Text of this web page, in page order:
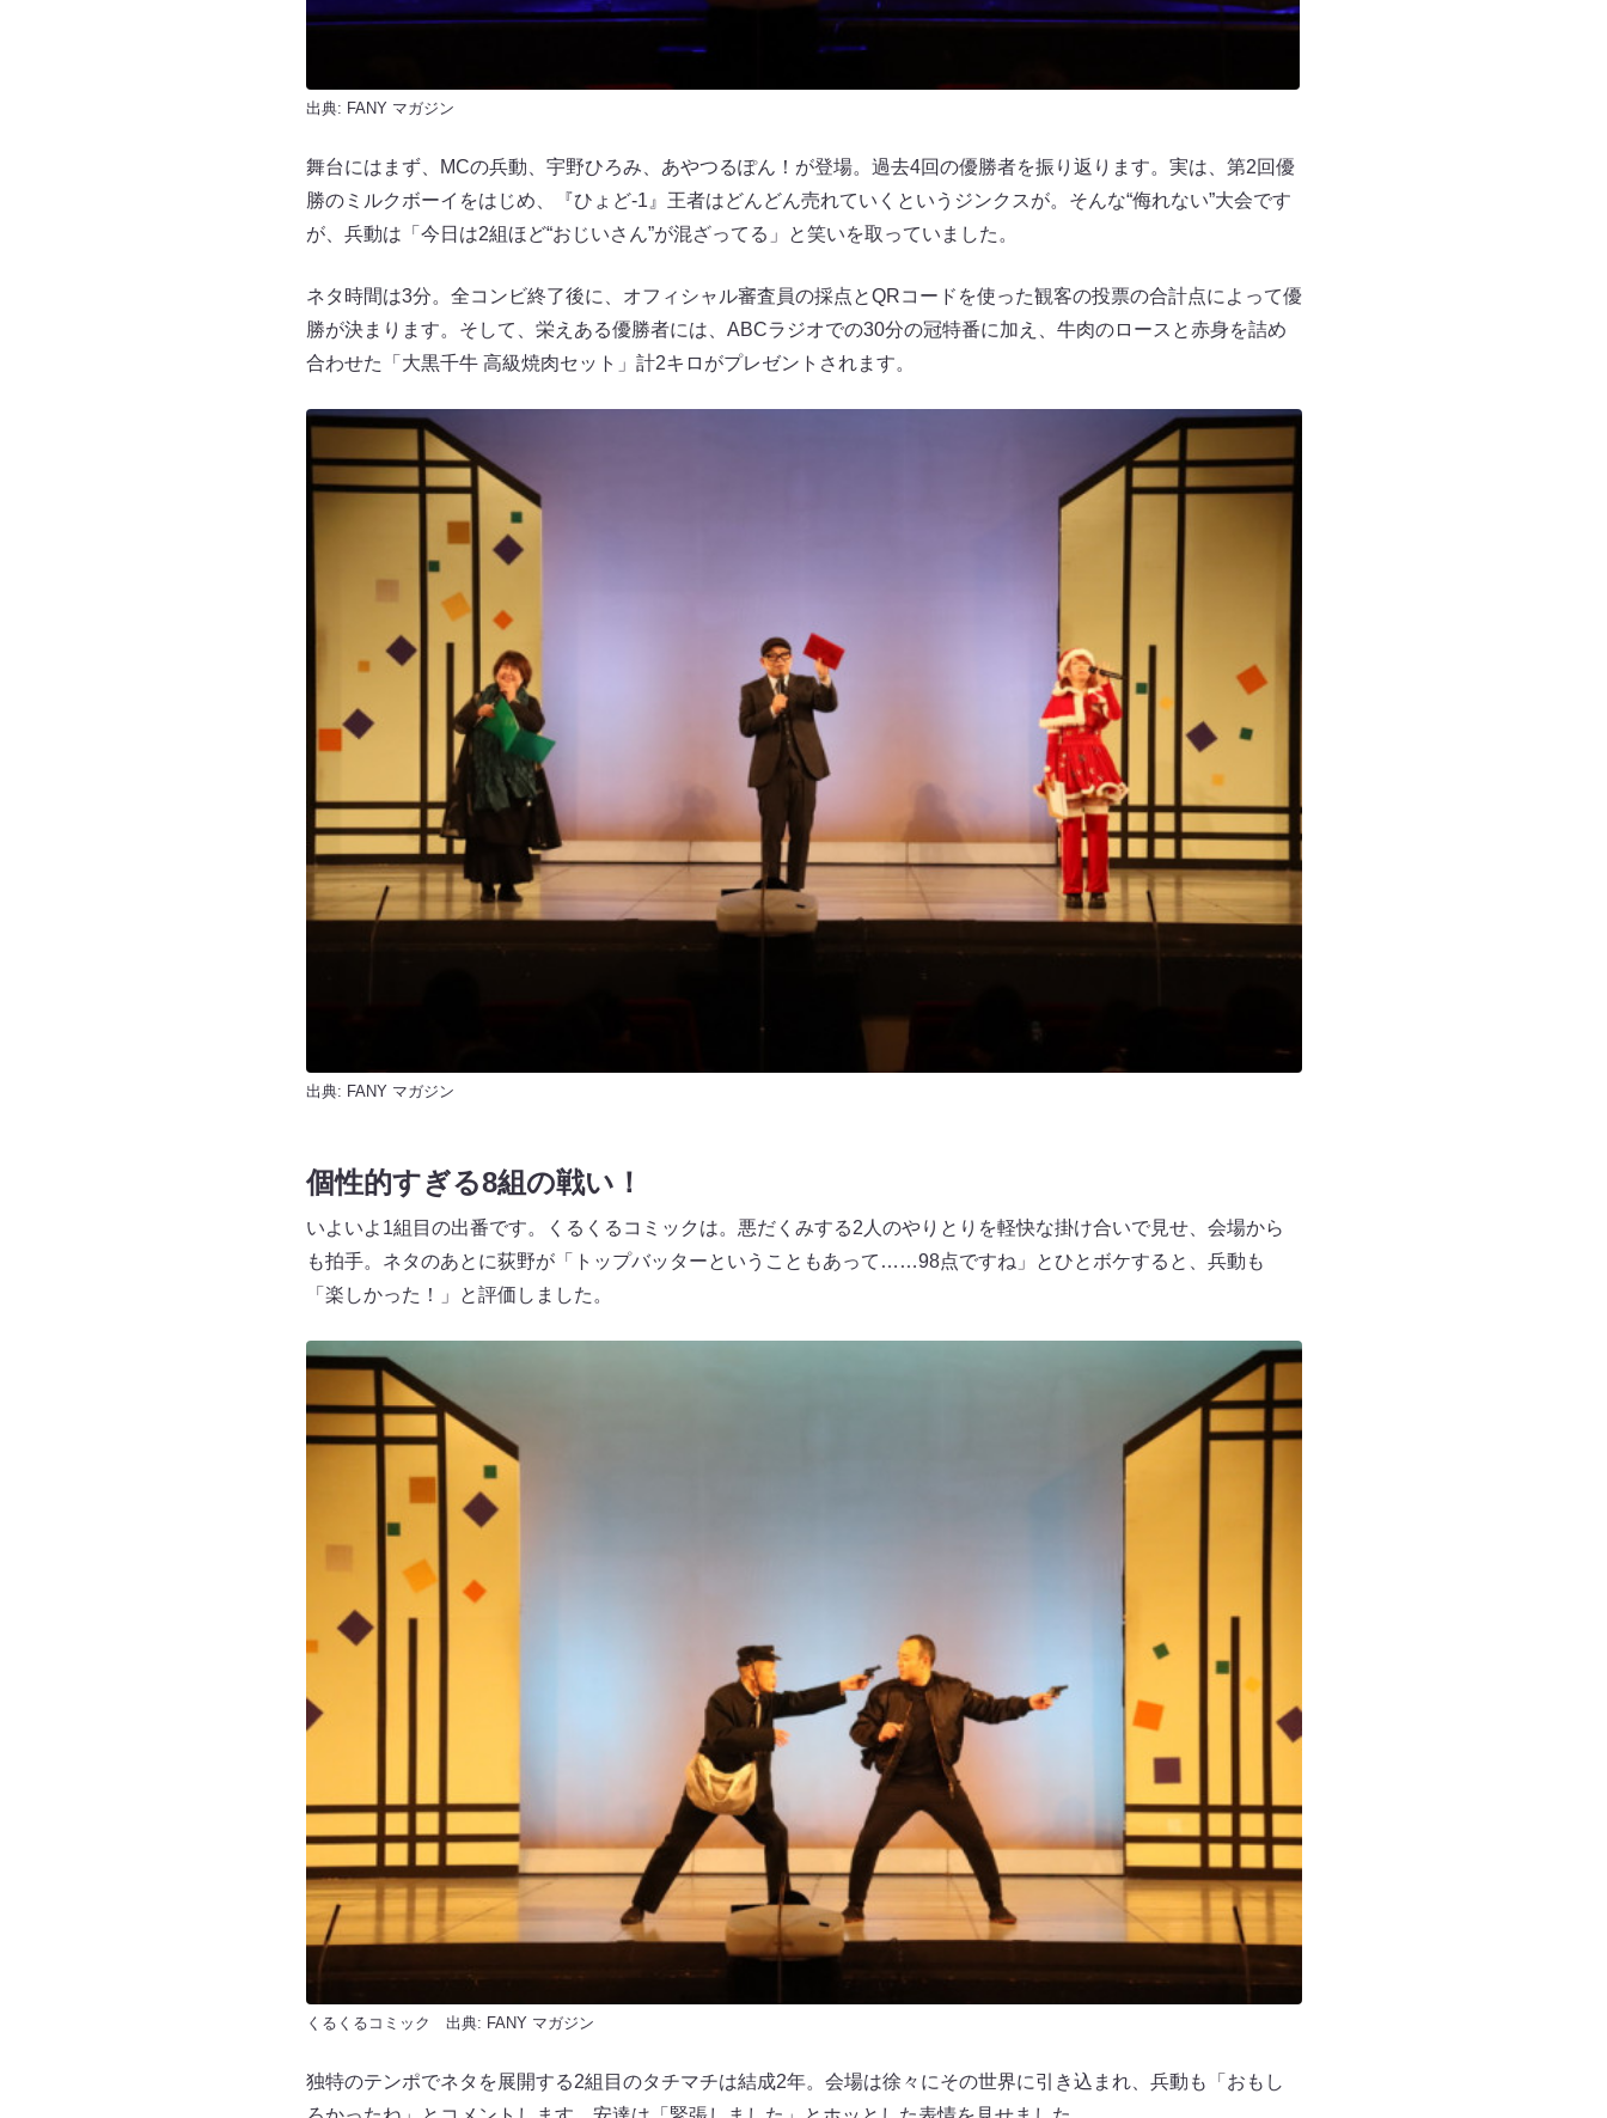
出典: FANY マガジン
舞台にはまず、MCの兵動、宇野ひろみ、あやつるぽん！が登場。過去4回の優勝者を振り返ります。実は、第2回優
勝のミルクボーイをはじめ、『ひょど-1』王者はどんどん売れていくというジンクスが。そんな“侮れない”大会です
が、兵動は「今日は2組ほど“おじいさん”が混ざってる」と笑いを取っていました。
ネタ時間は3分。全コンビ終了後に、オフィシャル審査員の採点とQRコードを使った観客の投票の合計点によって優
勝が決まります。そして、栄えある優勝者には、ABCラジオでの30分の冠特番に加え、牛肉のロースと赤身を詰め
合わせた「大黒千牛 高級焼肉セット」計2キロがプレゼントされます。
出典: FANY マガジン
個性的すぎる8組の戦い！
いよいよ1組目の出番です。くるくるコミックは。悪だくみする2人のやりとりを軽快な掛け合いで見せ、会場から
も拍手。ネタのあとに荻野が「トップバッターということもあって……98点ですね」とひとボケすると、兵動も
「楽しかった！」と評価しました。
くるくるコミック 出典: FANY マガジン
独特のテンポでネタを展開する2組目のタチマチは結成2年。会場は徐々にその世界に引き込まれ、兵動も「おもし